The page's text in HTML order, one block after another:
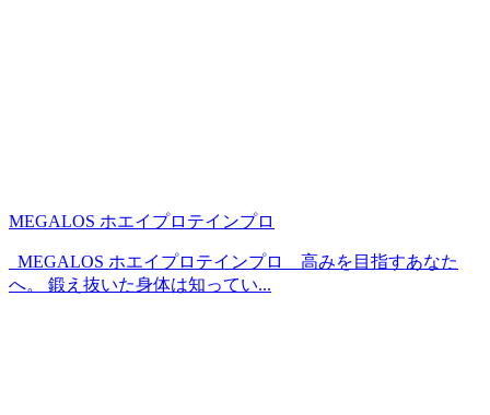
MEGALOS ホエイプロテインプロ
MEGALOS ホエイプロテインプロ 高みを目指すあなた
へ。 鍛え抜いた身体は知ってい...